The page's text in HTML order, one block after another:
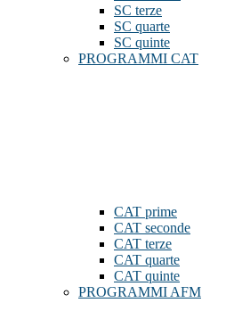
SC terze
SC quarte
SC quinte
PROGRAMMI CAT
CAT prime
CAT seconde
CAT terze
CAT quarte
CAT quinte
PROGRAMMI AFM